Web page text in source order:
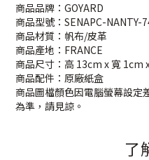
商品品牌：GOYARD
商品型號：SENAPC-NANTY-
商品材質：帆布/皮革
商品產地：FRANCE
商品尺寸：高 13cm x 寬 1cm
商品配件：原廠紙盒
商品圖檔顏色因電腦螢幕設定
為準，請見諒。
了